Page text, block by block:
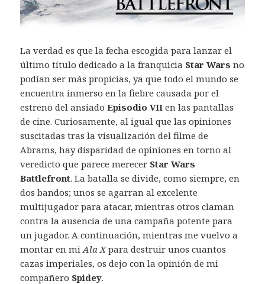
La verdad es que la fecha escogida para lanzar el
último título dedicado a la franquicia Star Wars no
podían ser más propicias, ya que todo el mundo se
encuentra inmerso en la fiebre causada por el
estreno del ansiadoEpisodio VII en las pantallas
de cine. Curiosamente, al igual que las opiniones
suscitadas tras la visualización del filme de
Abrams, hay disparidad de opiniones en torno al
veredicto que parece merecer Star Wars
Battlefront. La batalla se divide, como siempre, en
dos bandos; unos se agarran al excelente
multijugador para atacar, mientras otros claman
contra la ausencia de una campaña potente para
un jugador. A continuación, mientras me vuelvo a
montar en miAla Xpara destruir unos cuantos
cazas imperiales, os dejo con la opinión de mi
compañero Spidey.